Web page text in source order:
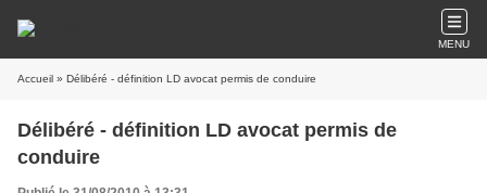
MENU
Accueil » Délibéré - définition LD avocat permis de conduire
Délibéré - définition LD avocat permis de
conduire